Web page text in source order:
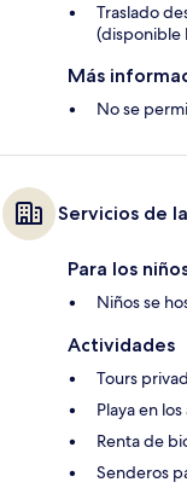
Traslado
(disponible
Más
No se
Servicios de
Para los
Niños se
Actividades
Tours
Playa en
Renta de
Senderos